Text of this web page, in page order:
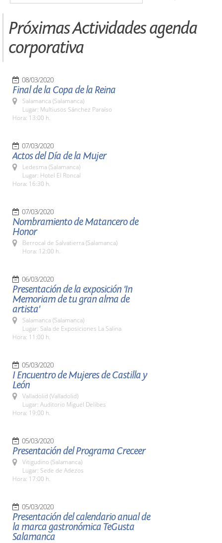
Próximas Actividades agenda
corporativa
08/03/2020
Final de la Copa de la Reina
Salamanca (Salamanca)
Lugar: Multiusos Sánchez Paraíso
Hora: 13:00 h.
07/03/2020
Actos del Día de la Mujer
Ledesma (Salamanca)
Lugar: Hotel El Roncal
Hora: 16:30 h.
07/03/2020
Nombramiento de Matancero de
Honor
Berrocal de Salvatierra (Salamanca)
Hora: 12:00 h.
06/03/2020
Presentación de la exposición 'In
Memoriam de tu gran alma de
artista'
Salamanca (Salamanca)
Lugar: Sala de Exposiciones La Salina
Hora: 11:00 h.
05/03/2020
I Encuentro de Mujeres de Castilla y
León
Valladolid (Valladolid)
Lugar: Auditorio Miguel Delibes
Hora: 19:00 h.
05/03/2020
Presentación del Programa Creceer
Vitigudino (Salamanca)
Lugar: Sede de Adezos
Hora: 17:00 h.
05/03/2020
Presentación del calendario anual de
la marca gastronómica TeGusta
Salamanca